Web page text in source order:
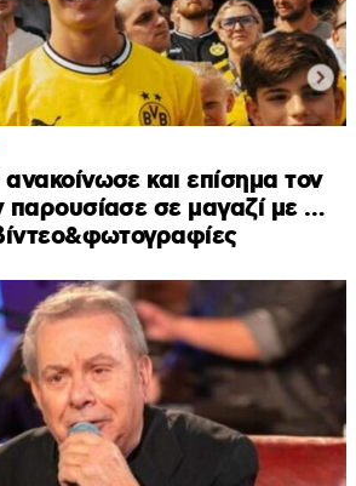
και επίσημα τον
παρουσίασε σε μαγαζί με …